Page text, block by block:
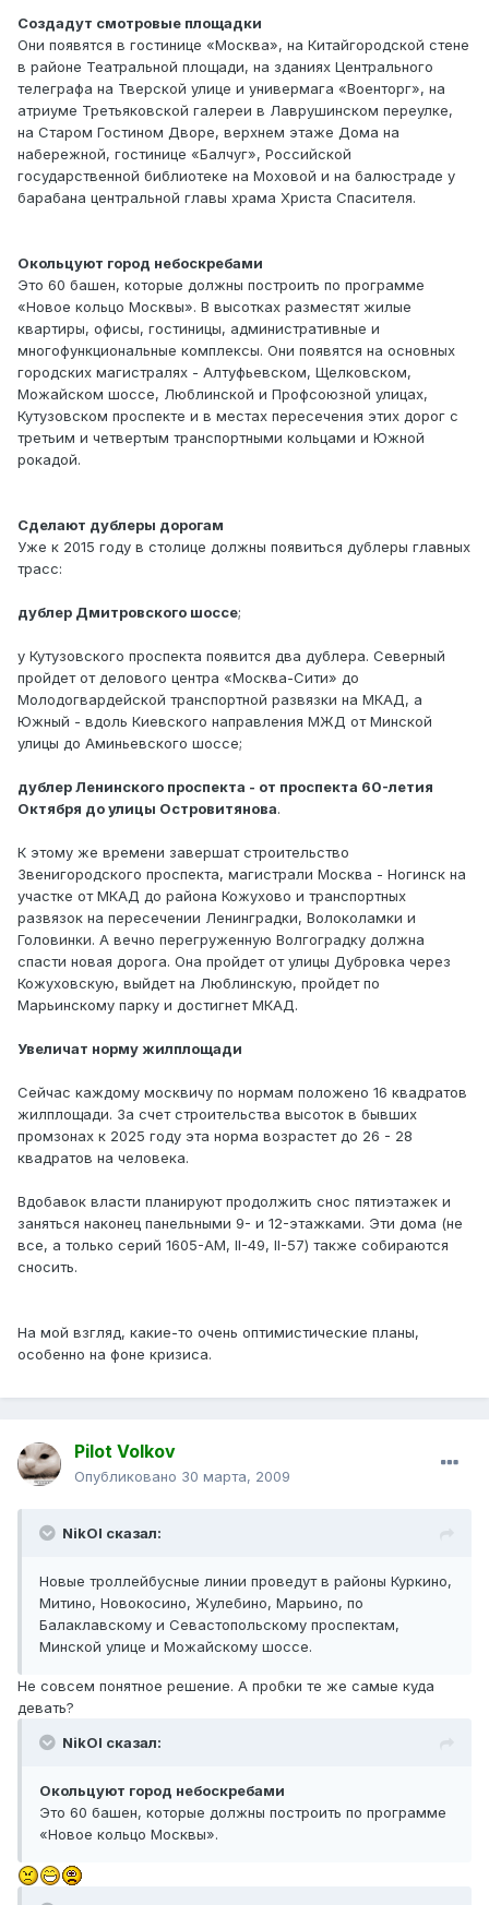
Создадут смотровые площадки
Они появятся в гостинице «Москва», на Китайгородской стене
в районе Театральной площади, на зданиях Центрального
телеграфа на Тверской улице и универмага «Военторг», на
атриуме Третьяковской галереи в Лаврушинском переулке,
на Старом Гостином Дворе, верхнем этаже Дома на
набережной, гостинице «Балчуг», Российской
государственной библиотеке на Моховой и на балюстраде у
барабана центральной главы храма Христа Спасителя.
Окольцуют город небоскребами
Это 60 башен, которые должны построить по программе
«Новое кольцо Москвы». В высотках разместят жилые
квартиры, офисы, гостиницы, административные и
многофункциональные комплексы. Они появятся на основных
городских магистралях - Алтуфьевском, Щелковском,
Можайском шоссе, Люблинской и Профсоюзной улицах,
Кутузовском проспекте и в местах пересечения этих дорог с
третьим и четвертым транспортными кольцами и Южной
рокадой.
Сделают дублеры дорогам
Уже к 2015 году в столице должны появиться дублеры главных
трасс:
дублер Дмитровского шоссе;
у Кутузовского проспекта появится два дублера. Северный
пройдет от делового центра «Москва-Сити» до
Молодогвардейской транспортной развязки на МКАД, а
Южный - вдоль Киевского направления МЖД от Минской
улицы до Аминьевского шоссе;
дублер Ленинского проспекта - от проспекта 60-летия
Октября до улицы Островитянова.
К этому же времени завершат строительство
Звенигородского проспекта, магистрали Москва - Ногинск на
участке от МКАД до района Кожухово и транспортных
развязок на пересечении Ленинградки, Волоколамки и
Головинки. А вечно перегруженную Волгоградку должна
спасти новая дорога. Она пройдет от улицы Дубровка через
Кожуховскую, выйдет на Люблинскую, пройдет по
Марьинскому парку и достигнет МКАД.
Увеличат норму жилплощади
Сейчас каждому москвичу по нормам положено 16 квадратов
жилплощади. За счет строительства высоток в бывших
промзонах к 2025 году эта норма возрастет до 26 - 28
квадратов на человека.
Вдобавок власти планируют продолжить снос пятиэтажек и
заняться наконец панельными 9- и 12-этажками. Эти дома (не
все, а только серий 1605-АМ, II-49, II-57) также собираются
сносить.
На мой взгляд, какие-то очень оптимистические планы,
особенно на фоне кризиса.
Pilot Volkov
Опубликовано 30 марта, 2009
NikOl сказал:
Новые троллейбусные линии проведут в районы Куркино,
Митино, Новокосино, Жулебино, Марьино, по
Балаклавскому и Севастопольскому проспектам,
Минской улице и Можайскому шоссе.
Не совсем понятное решение. А пробки те же самые куда
девать?
NikOl сказал:
Окольцуют город небоскребами
Это 60 башен, которые должны построить по программе
«Новое кольцо Москвы».